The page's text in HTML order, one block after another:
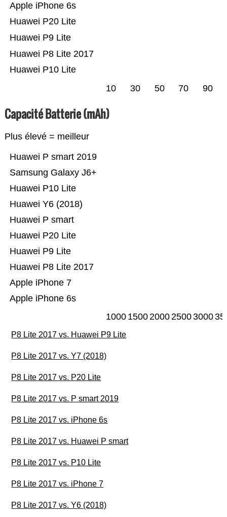
Huawei P10 Lite
Huawei P8 Lite 2017
Huawei P9 Lite
Huawei P20 Lite
Apple iPhone 6s
10 30 50 70 90
Capacité Batterie (mAh)
Plus élevé = meilleur
Apple iPhone 6s
Apple iPhone 7
Huawei P8 Lite 2017
Huawei P9 Lite
Huawei P20 Lite
Huawei P smart
Huawei Y6 (2018)
Huawei P10 Lite
Samsung Galaxy J6+
Huawei P smart 2019
1000 1500200025003000
P8 Lite 2017 vs. Huawei P9 Lite
P8 Lite 2017 vs. Y7 (2018)
P8 Lite 2017 vs. P20 Lite
P8 Lite 2017 vs. P smart 2019
P8 Lite 2017 vs. iPhone 6s
P8 Lite 2017 vs. Huawei P smart
P8 Lite 2017 vs. P10 Lite
P8 Lite 2017 vs. iPhone 7
P8 Lite 2017 vs. Y6 (2018)